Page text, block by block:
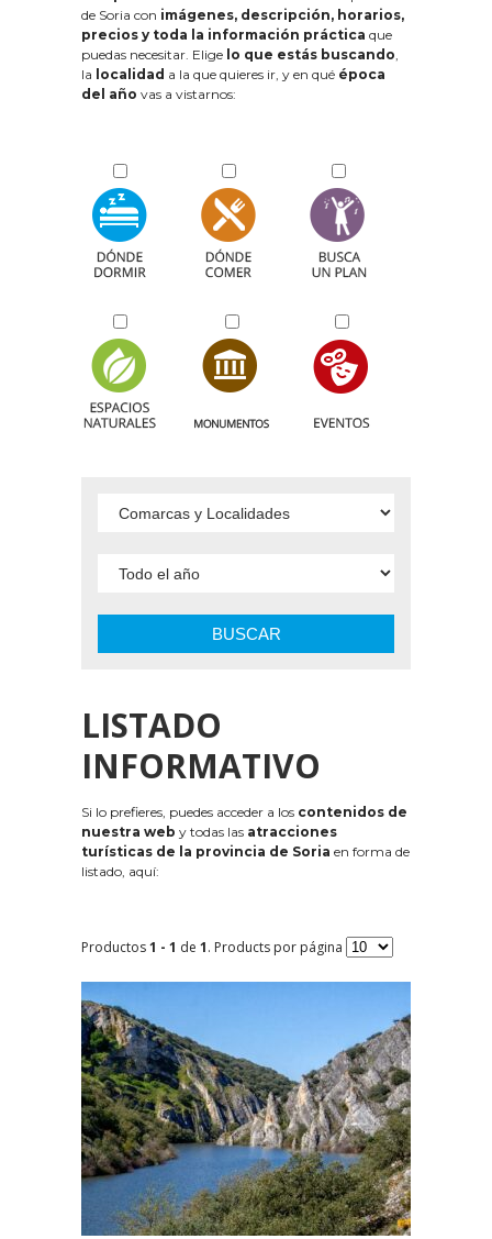
de Soria con imágenes, descripción, horarios,
precios y toda la información práctica que
puedas necesitar. Elige lo que estás buscando,
la localidad a la que quieres ir, y en qué época
del año vas a vistarnos:
BUSCAR
LISTADO
INFORMATIVO
Si lo prefieres, puedes acceder a los contenidos de
nuestra web y todas las atracciones
turísticas de la provincia de Soria en forma de
listado, aquí:
Productos1 - 1 de 1. Products por página